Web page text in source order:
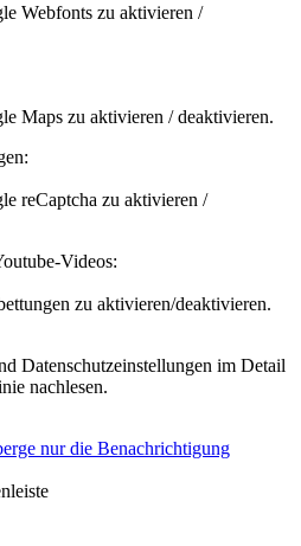
Webfonts zu aktivieren /
Maps zu aktivieren / deaktivieren.
reCaptcha zu aktivieren /
Videos:
zu aktivieren/deaktivieren.
Datenschutzeinstellungen im Detail
nachlesen.
nur die Benachrichtigung